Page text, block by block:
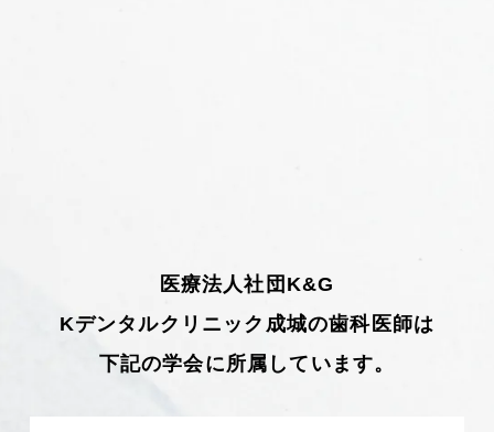
医療法人社団K&G
Kデンタルクリニック成城の歯科医師は
下記の学会に所属しています。